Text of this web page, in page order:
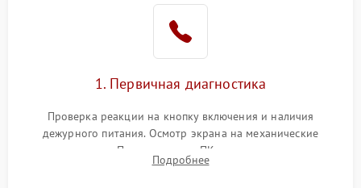
1000 ₽
Поломка системы
автоматического
1000 ₽ Подробнее →
Неисправность системы
1000 ₽
1. Первичная диагностика
Проверка реакции на кнопку включения и наличия
дежурного питания. Осмотр экрана на механические
повреждения. Подключение к ПК для оценки вывода
изображения, работы подсветки и выявления артефактов на
Подробнее